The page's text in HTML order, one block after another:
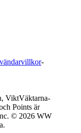
-
ViktVäktarna-
Points är
© 2026 WW